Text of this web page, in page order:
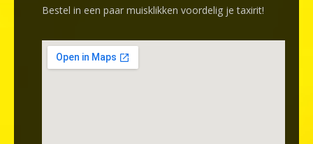
Bestel in een paar muisklikken voordelig je taxirit!